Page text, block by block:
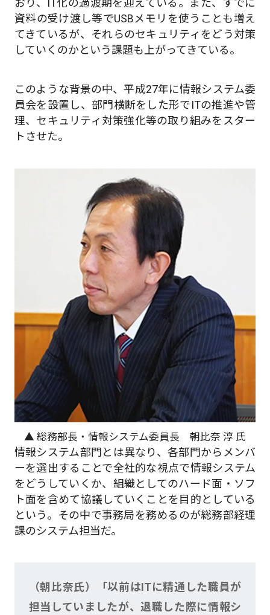
おり、IT化の過渡期を迎えている。また、すでに
資料の受け渡し等でUSBメモリを使うことも増え
てきているが、それらのセキュリティをどう対策
していくのかという課題も上がってきている。
このような背景の中、平成27年に情報システム委
員会を設置し、部門横断をした形でITの推進や管
理、セキュリティ対策強化等の取り組みをスター
トさせた。
▲ 総務部長・情報システム委員長 朝比奈 淳 氏
情報システム部門とは異なり、各部門からメンバ
ーを選出することで全社的な視点で情報システム
をどうしていくか、組織としてのハード面・ソフ
ト面を含めて協議していくことを目的としている
という。その中で事務局を務めるのが総務部経理
課のシステム担当だ。
（朝比奈氏）「以前はITに精通した職員が
担当していましたが、退職した際に情報シ